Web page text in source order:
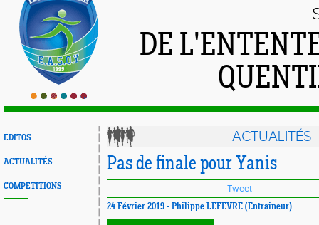
DE
EDITOS
ACTUALITÉS
COMPETITIONS
ACTUALITÉS
Pas de finale pour Yanis
Tweet
24 Février 2019 - Philippe LEFEVRE (Entraineur)